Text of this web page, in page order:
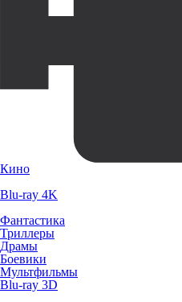
Кино
Blu-ray 4K
Фантастика
Триллеры
Драмы
Боевики
Мультфильмы
Blu-ray 3D